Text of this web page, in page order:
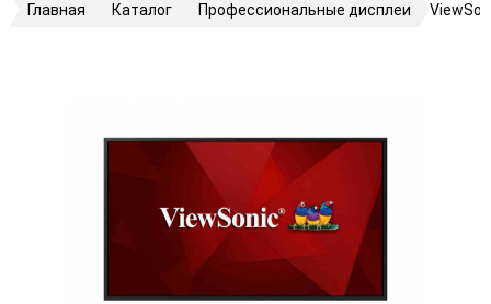
Главная Каталог Профессиональные дисплеи